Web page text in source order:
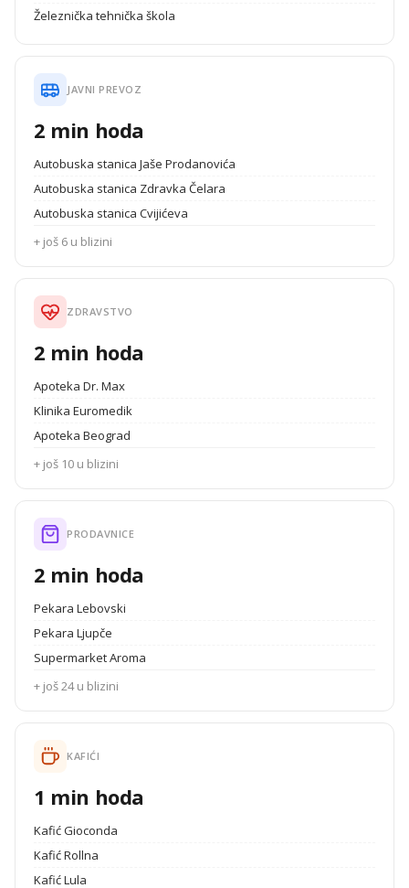
Železnička tehnička škola
JAVNI PREVOZ
2 min hoda
Autobuska stanica Jaše Prodanovića
Autobuska stanica Zdravka Čelara
Autobuska stanica Cvijićeva
+ još 6 u blizini
ZDRAVSTVO
2 min hoda
Apoteka Dr. Max
Klinika Euromedik
Apoteka Beograd
+ još 10 u blizini
PRODAVNICE
2 min hoda
Pekara Lebovski
Pekara Ljupče
Supermarket Aroma
+ još 24 u blizini
KAFIĆI
1 min hoda
Kafić Gioconda
Kafić Rollna
Kafić Lula